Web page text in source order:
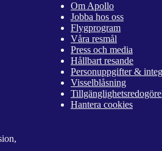
Om Apollo
Jobba hos oss
Flygprogram
Våra resmål
Press och media
Hållbart resande
Personuppgifter &
Visselblåsning
Hantera cookies